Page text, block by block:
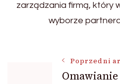
zarządzania firmą, który
wyborze
Nawigacja
Poprzedni